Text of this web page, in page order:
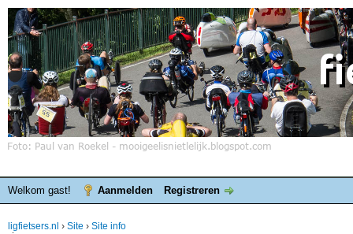
Welkom gast! Aanmelden Registreren
ligfietsers.nl › Site › Site info